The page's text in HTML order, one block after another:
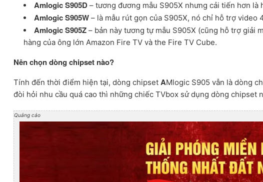
Amlogic S905D – tương đương mẫu S905X nhưng cải tiến hơn
Amlogic S905W – là mẫu rút gọn của S905X, nó chỉ hỗ trợ video
Amlogic S905Z – bản này tương tự mẫu S905X (cũng hỗ trợ giải
hàng của ông lớn Amazon Fire TV và the Fire TV Cube.
Nên chọn dòng chipset nào?
Tính đến thời điểm hiện tại, dòng chipset AMlogic S905 vẫn là dòng
đòi hỏi nhu cầu quá cao thì những chiếc TVbox sử dụng dòng chipset
Quảng cáo